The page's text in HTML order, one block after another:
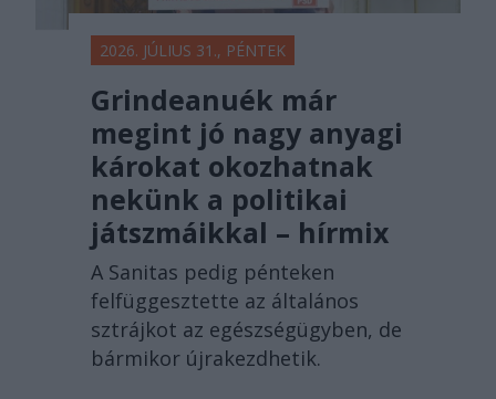
2026. JÚLIUS 31., PÉNTEK
Grindeanuék már
megint jó nagy anyagi
károkat okozhatnak
nekünk a politikai
játszmáikkal – hírmix
A Sanitas pedig pénteken
felfüggesztette az általános
sztrájkot az egészségügyben, de
bármikor újrakezdhetik.